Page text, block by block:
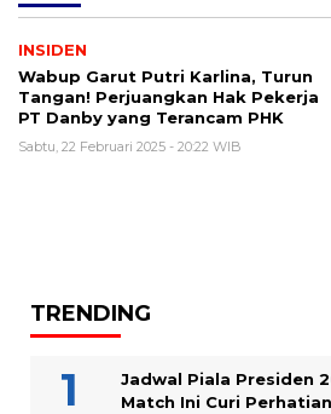
INSIDEN
Wabup Garut Putri Karlina, Turun
Tangan! Perjuangkan Hak Pekerja
PT Danby yang Terancam PHK
Sabtu, 22 Februari 2025 - 20:22 WIB
TRENDING
Jadwal Piala Presiden
Match Ini Curi Perhatian